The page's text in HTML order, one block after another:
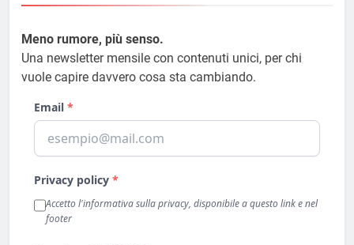
Meno rumore, più senso.
Una newsletter mensile con contenuti unici, per chi
vuole capire davvero cosa sta cambiando.